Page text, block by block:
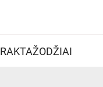
RAKTAŽODŽIAI